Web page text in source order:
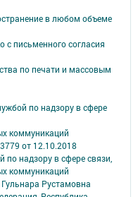
в любом объеме
с письменного согласия
по печати и массовым
по надзору в сфере
коммуникаций
от 12.10.2018
по надзору в сфере связи,
коммуникаций
Рустамовна